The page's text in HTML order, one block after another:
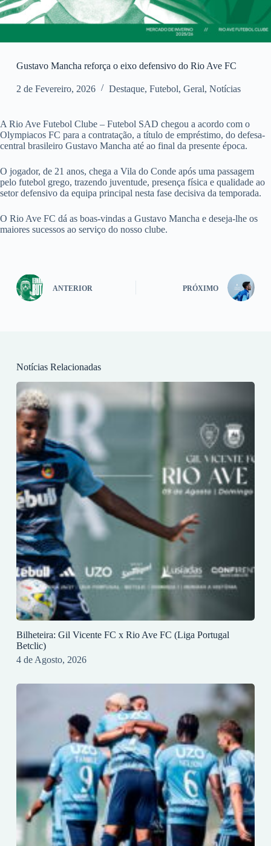
Gustavo Mancha reforça o eixo defensivo do Rio Ave FC
2 de Fevereiro, 2026 Destaque, Futebol, Geral, Notícias
A Rio Ave Futebol Clube – Futebol SAD chegou a acordo com o
Olympiacos FC para a contratação, a título de empréstimo, do defesa-
central brasileiro Gustavo Mancha até ao final da presente época.
O jogador, de 21 anos, chega a Vila do Conde após uma passagem
pelo futebol grego, trazendo juventude, presença física e qualidade ao
setor defensivo da equipa principal nesta fase decisiva da temporada.
O Rio Ave FC dá as boas-vindas a Gustavo Mancha e deseja-lhe os
maiores sucessos ao serviço do nosso clube.
ANTERIOR PRÓXIMO
Notícias Relacionadas
Bilheteira: Gil Vicente FC x Rio Ave FC (Liga Portugal
Betclic)
4 de Agosto, 2026